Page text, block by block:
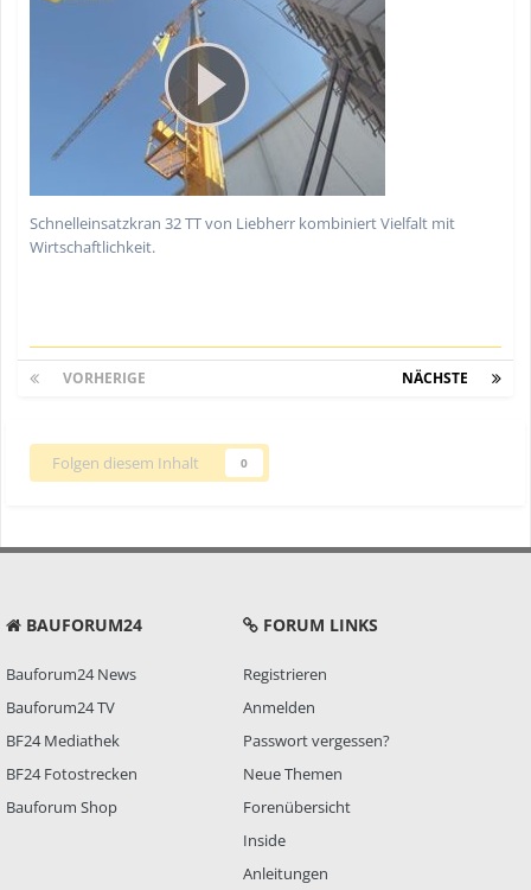
Schnelleinsatzkran 32 TT von Liebherr kombiniert Vielfalt mit
Wirtschaftlichkeit.
VORHERIGE NÄCHSTE
Folgen diesem Inhalt 0
BAUFORUM24
Bauforum24 News
Bauforum24 TV
BF24 Mediathek
BF24 Fotostrecken
Bauforum Shop
FORUM LINKS
Registrieren
Anmelden
Passwort vergessen?
Neue Themen
Forenübersicht
Inside
Anleitungen